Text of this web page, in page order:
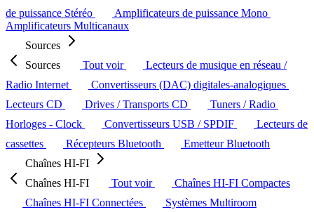
de puissance Stéréo
Amplificateurs de puissance Mono
Amplificateurs Multicanaux
Sources
Sources
Tout voir
Lecteurs de musique en réseau /
Radio Internet
Convertisseurs (DAC) digitales-analogiques
Lecteurs CD
Drives / Transports CD
Tuners / Radio
Horloges - Clock
Convertisseurs USB / SPDIF
Lecteurs de
cassettes
Récepteurs Bluetooth
Emetteur Bluetooth
Chaînes HI-FI
Chaînes HI-FI
Tout voir
Chaînes HI-FI Compactes
Chaînes HI-FI Connectées
Systèmes Multiroom